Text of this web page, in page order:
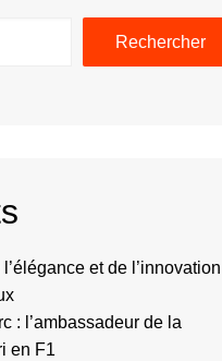
Rechercher
et de l’innovation
: l’ambassadeur de la
en F1